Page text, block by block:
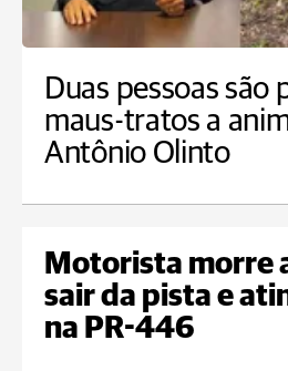
Duas pessoas são
maus-tratos a
Antônio Olinto
Motorista morre
sair da pista e
na PR-446